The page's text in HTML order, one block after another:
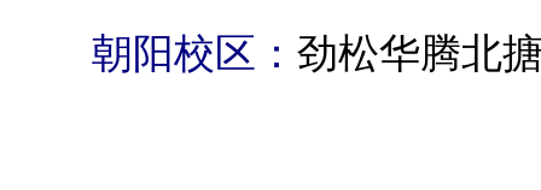
朝阳校区： 劲松华腾北